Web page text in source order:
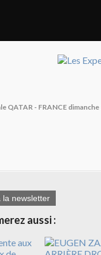
QATAR - FRANCE
la newsletter
aussi :